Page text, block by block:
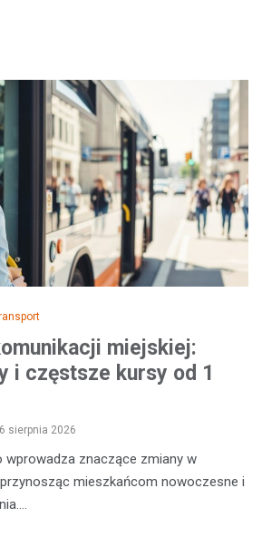
miejskiej:
i częstsze kursy od 1
6 sierpnia 2026
wprowadza znaczące zmiany w
mieszkańcom nowoczesne i